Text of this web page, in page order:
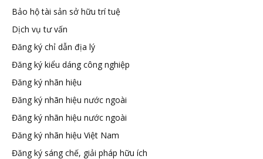
Bảo hộ tài sản sở hữu trí tuệ
Dịch vụ tư vấn
Đăng ký chỉ dẫn địa lý
Đăng ký kiểu dáng công nghiệp
Đăng ký nhãn hiệu
Đăng ký nhãn hiệu nước ngoài
Đăng ký nhãn hiệu nước ngoài
Đăng ký nhãn hiệu Việt Nam
Đăng ký sáng chế, giải pháp hữu ích